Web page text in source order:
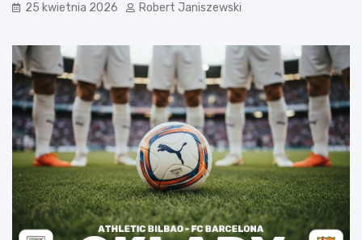
25 kwietnia 2026 Robert Janiszewski